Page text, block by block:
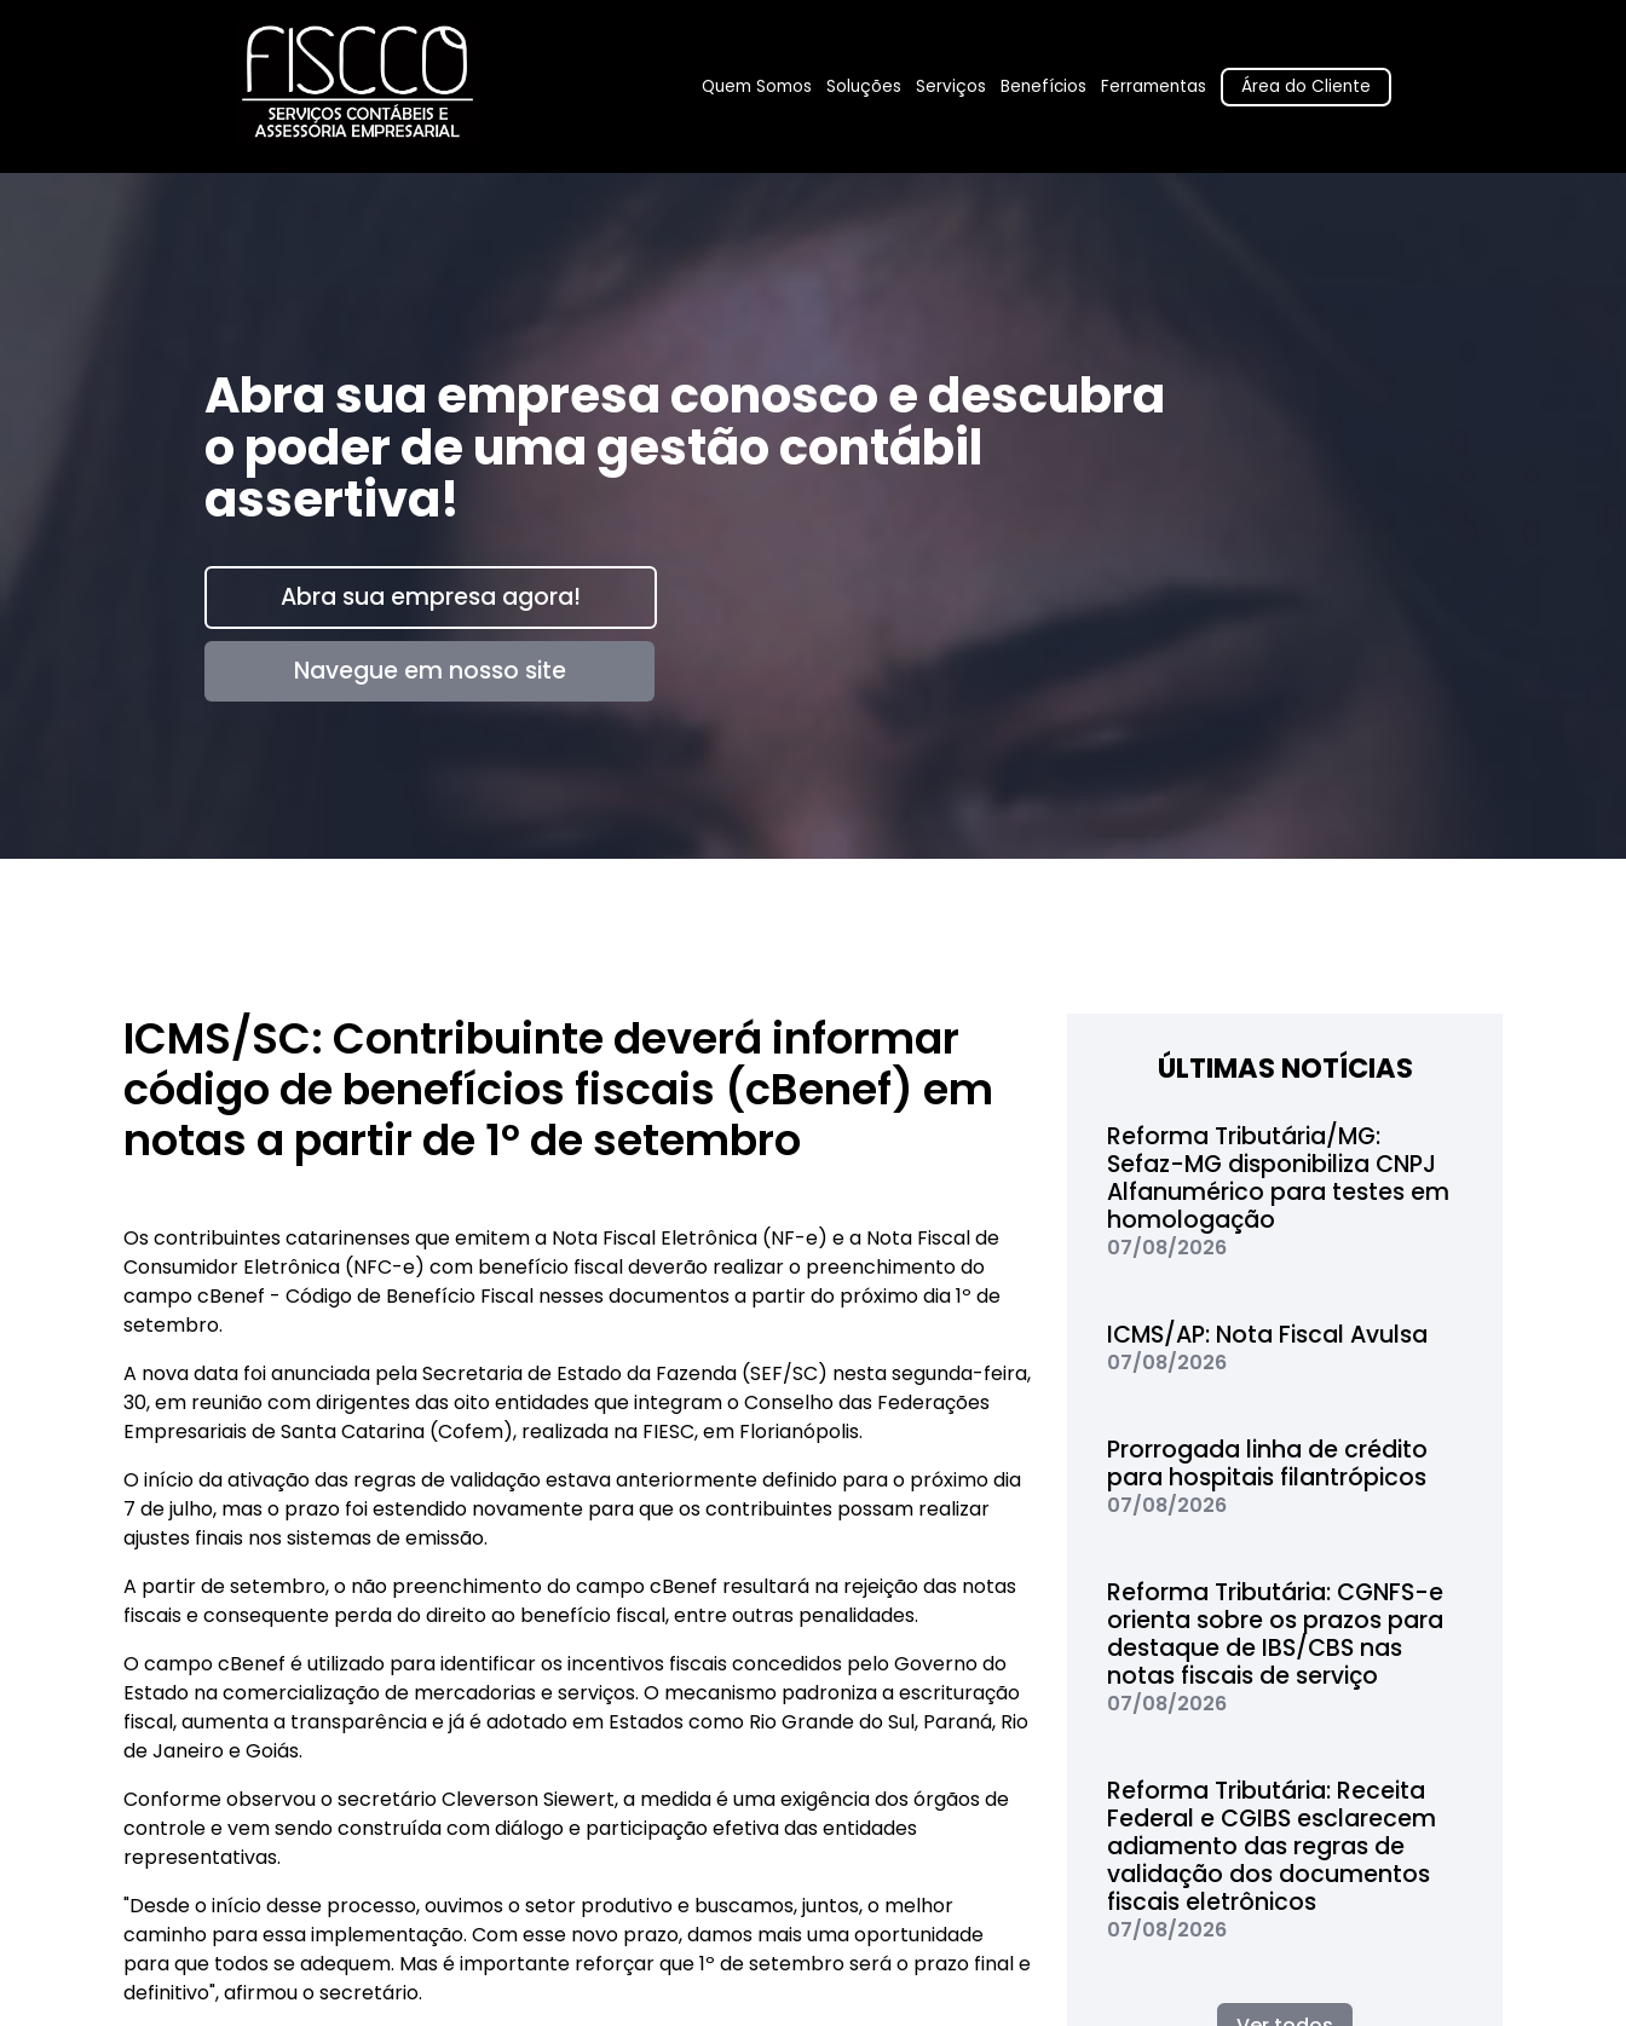
Quem Somos Soluções Serviços Benefícios Ferramentas Área do Cliente
Abra sua empresa conosco e descubra
o poder de uma gestão contábil
assertiva!
Abra sua empresa agora!
Navegue em nosso site
ICMS/SC: Contribuinte deverá informar
código de benefícios fiscais (cBenef) em
notas a partir de 1º de setembro
Os contribuintes catarinenses que emitem a Nota Fiscal Eletrônica (NF-e) e a Nota Fiscal de
Consumidor Eletrônica (NFC-e) com benefício fiscal deverão realizar o preenchimento do
campo cBenef - Código de Benefício Fiscal nesses documentos a partir do próximo dia 1º de
setembro.
A nova data foi anunciada pela Secretaria de Estado da Fazenda (SEF/SC) nesta segunda-feira,
30, em reunião com dirigentes das oito entidades que integram o Conselho das Federações
Empresariais de Santa Catarina (Cofem), realizada na FIESC, em Florianópolis.
O início da ativação das regras de validação estava anteriormente definido para o próximo dia
7 de julho, mas o prazo foi estendido novamente para que os contribuintes possam realizar
ajustes finais nos sistemas de emissão.
A partir de setembro, o não preenchimento do campo cBenef resultará na rejeição das notas
fiscais e consequente perda do direito ao benefício fiscal, entre outras penalidades.
O campo cBenef é utilizado para identificar os incentivos fiscais concedidos pelo Governo do
Estado na comercialização de mercadorias e serviços. O mecanismo padroniza a escrituração
fiscal, aumenta a transparência e já é adotado em Estados como Rio Grande do Sul, Paraná, Rio
de Janeiro e Goiás.
Conforme observou o secretário Cleverson Siewert, a medida é uma exigência dos órgãos de
controle e vem sendo construída com diálogo e participação efetiva das entidades
representativas.
"Desde o início desse processo, ouvimos o setor produtivo e buscamos, juntos, o melhor
caminho para essa implementação. Com esse novo prazo, damos mais uma oportunidade
para que todos se adequem. Mas é importante reforçar que 1º de setembro será o prazo final e
definitivo", afirmou o secretário.
ÚLTIMAS NOTÍCIAS
Reforma Tributária/MG:
Sefaz-MG disponibiliza CNPJ
Alfanumérico para testes em
homologação
07/08/2026
ICMS/AP: Nota Fiscal Avulsa
07/08/2026
Prorrogada linha de crédito
para hospitais filantrópicos
07/08/2026
Reforma Tributária: CGNFS-e
orienta sobre os prazos para
destaque de IBS/CBS nas
notas fiscais de serviço
07/08/2026
Reforma Tributária: Receita
Federal e CGIBS esclarecem
adiamento das regras de
validação dos documentos
fiscais eletrônicos
07/08/2026